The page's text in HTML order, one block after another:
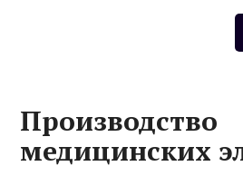
Производство
медицинских